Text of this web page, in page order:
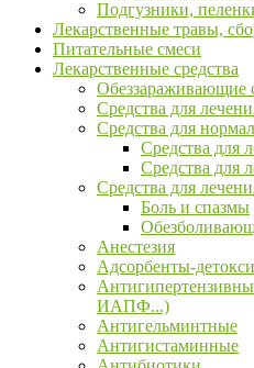
Подгузники,
Лекарственные травы,
Питательные смеси
Лекарственные средства
Обеззараживающие
Средства для
Средства для
Средства для
Средства для
Средства для
Боль и спазмы
Анестезия
Адсорбенты-
ИАПФ...)
Антигельминтные
Антигистаминные